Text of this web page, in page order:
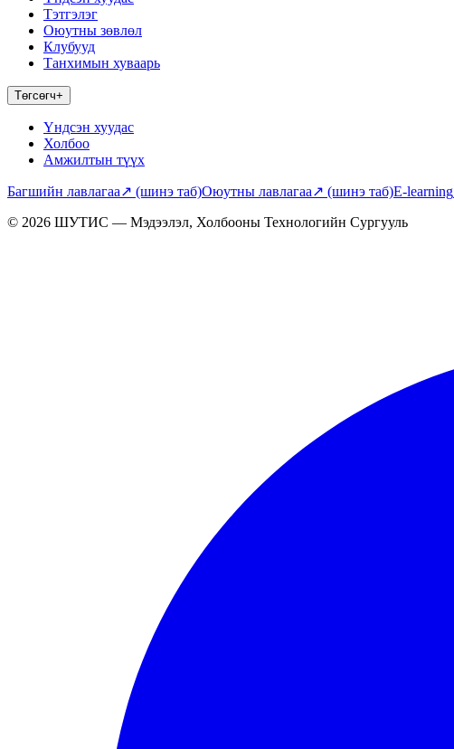
Тэтгэлэг
Оюутны зөвлөл
Клубууд
Танхимын хуваарь
Төгсөгч+
Үндсэн хуудас
Холбоо
Амжилтын түүх
Багшийн лавлагаа↗ (шинэ таб)Оюутны лавлагаа↗ (шинэ таб)E-learning
© 2026 ШУТИС — Мэдээлэл, Холбооны Технологийн Сургууль